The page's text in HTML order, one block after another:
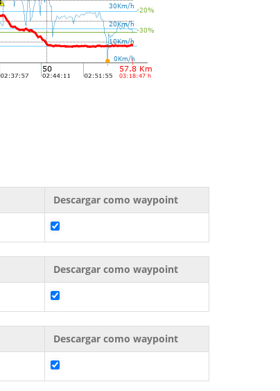
Descargar como waypoint
Descargar como waypoint
Descargar como waypoint